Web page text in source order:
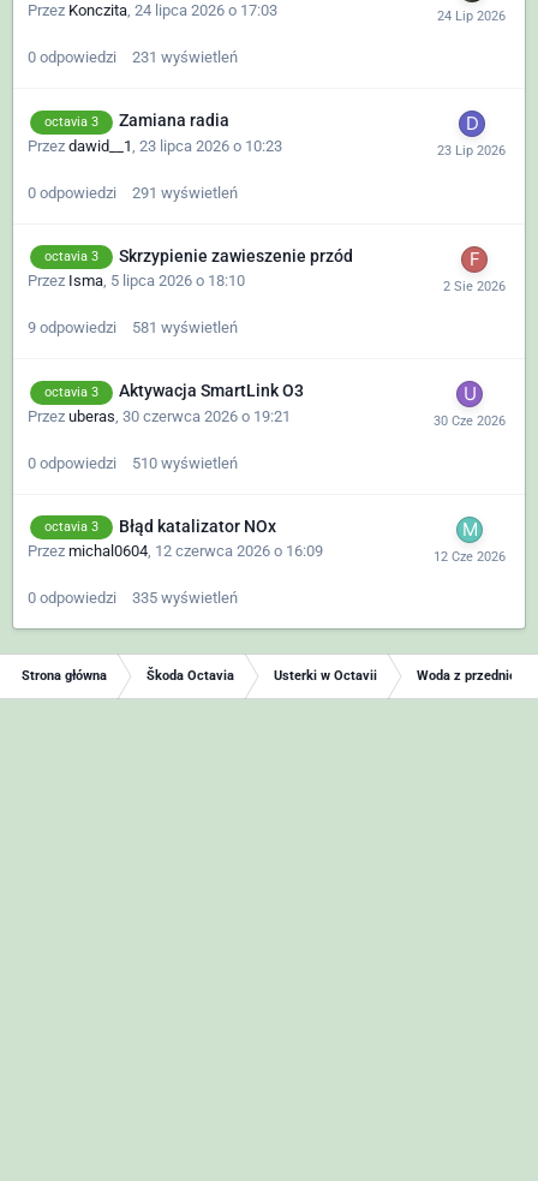
Przez Konczita, 24 lipca 2026 o 17:03
0 odpowiedzi 231 wyświetleń
octavia 3 Zamiana radia
Przez dawid__1 23 lipca 2026 o 10:23
0 odpowiedzi 291 wyświetleń
octavia 3 Skrzypienie zawieszenie przód
Przez Isma, 5 lipca 2026 o 18:10
9 odpowiedzi 581 wyświetleń
octavia 3 Aktywacja SmartLink O3
Przez uberas 30 czerwca 2026 o 19:21
0 odpowiedzi 510 wyświetleń
octavia 3 Błąd katalizator NOx
Przez michal0604, 12 czerwca 2026 o 16:09
0 odpowiedzi 335 wyświetleń
Strona główna Škoda Octavia Usterki w Octavii Woda z przedniej